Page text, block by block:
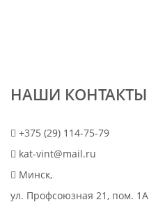
НАШИ КОНТАКТЫ
+375 (29) 114-75-79
kat-vint@mail.ru
Минск,
ул. Профсоюзная 21, пом. 1А